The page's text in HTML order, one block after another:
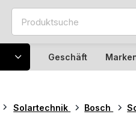
Geschäft
Solartechnik Bosch